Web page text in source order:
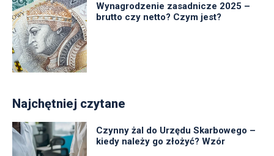
Wynagrodzenie zasadnicze 2025 –
brutto czy netto? Czym jest?
Najchętniej czytane
Czynny żal do Urzędu Skarbowego –
kiedy należy go złożyć? Wzór